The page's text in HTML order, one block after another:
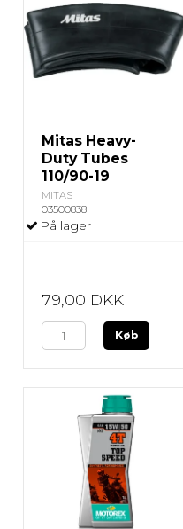
Mitas Heavy-
Duty Tubes
110/90-19
MITAS
03500838
På lager
79,00 DKK
Køb